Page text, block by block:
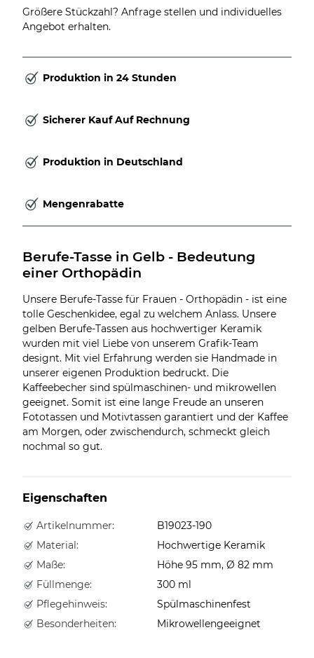
Größere Stückzahl? Anfrage stellen und individuelles
Angebot erhalten.
Produktion in 24 Stunden
Sicherer Kauf Auf Rechnung
Produktion in Deutschland
Mengenrabatte
Berufe-Tasse in Gelb - Bedeutung
einer Orthopädin
Unsere Berufe-Tasse für Frauen - Orthopädin - ist eine
tolle Geschenkidee, egal zu welchem Anlass. Unsere
gelben Berufe-Tassen aus hochwertiger Keramik
wurden mit viel Liebe von unserem Grafik-Team
designt. Mit viel Erfahrung werden sie Handmade in
unserer eigenen Produktion bedruckt. Die
Kaffeebecher sind spülmaschinen- und mikrowellen
geeignet. Somit ist eine lange Freude an unseren
Fototassen und Motivtassen garantiert und der Kaffee
am Morgen, oder zwischendurch, schmeckt gleich
nochmal so gut.
Eigenschaften
Artikelnummer:
B19023-190
Material:
Hochwertige Keramik
Maße:
Höhe 95 mm, Ø 82 mm
Füllmenge:
300 ml
Pflegehinweis:
Spülmaschinenfest
Besonderheiten:
Mikrowellengeeignet